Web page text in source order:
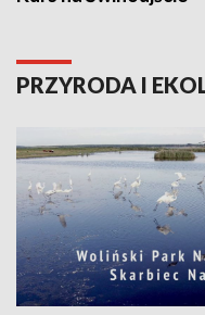
PRZYRODA I